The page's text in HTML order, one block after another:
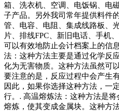
箱、洗衣机、空调、电饭锅、电
子产品。另外我司常年提供料件
管、电容、电阻、集成线路板、
片、排线FPC、新旧电话、手机
可以有效地防止会计档案上的信
法：这种方法主要是通过化学反
化为无害物质。这种方法虽然可
要注意的是，反应过程中会产生
因此，如果你选择这种方法，一
行。. 高温熔炼法：这种方法是
熔炼，使其变成金属块。这种方